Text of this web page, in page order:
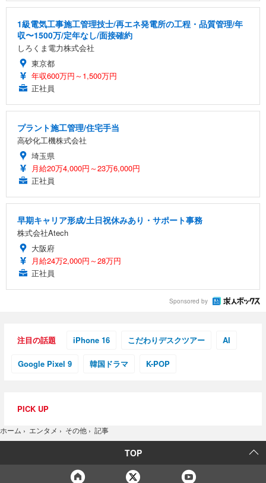
1級電気工事施工管理技士/再エネ発電所の工程・品質管理/年
収〜1500万/定年なし/面接確約
しろくま電力株式会社
東京都
年収600万円～1,500万円
正社員
プラント施工管理/住宅手当
高砂化工機株式会社
埼玉県
月給20万4,000円～23万6,000円
正社員
早期キャリア形成/土日祝休みあり・サポート事務
株式会社Atech
大阪府
月給24万2,000円～28万円
正社員
Sponsored by
注目の話題 iPhone 16 こだわりデスクツアー AI
Google Pixel 9 韓国ドラマ K-POP
PICK UP
ホーム › エンタメ › その他 › 記事
TOP